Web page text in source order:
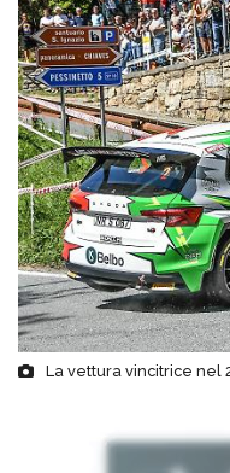
La vettura vincitrice nel